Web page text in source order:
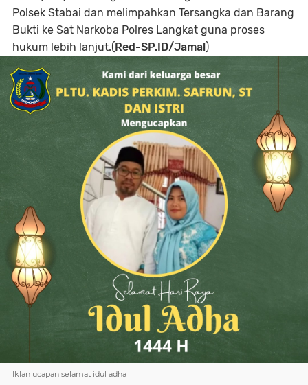
Polsek Stabai dan melimpahkan Tersangka dan Barang
Bukti ke Sat Narkoba Polres Langkat guna proses
hukum lebih lanjut.( Red-SP.ID/Jamal )
Iklan ucapan selamat idul adha